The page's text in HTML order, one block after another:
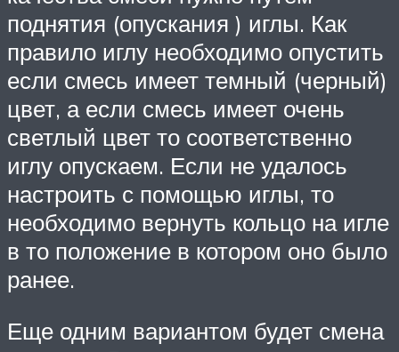
поднятия (опускания ) иглы. Как
правило иглу необходимо опустить
если смесь имеет темный (черный)
цвет, а если смесь имеет очень
светлый цвет то соответственно
иглу опускаем. Если не удалось
настроить с помощью иглы, то
необходимо вернуть кольцо на игле
в то положение в котором оно было
ранее.
Еще одним вариантом будет смена